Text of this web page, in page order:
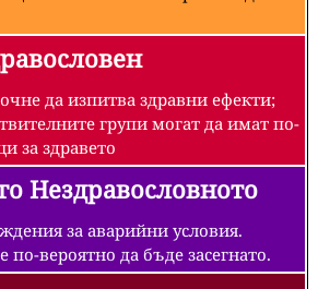
да изпитва здравни ефекти;
групи могат да имат по-
за здравето
Нездравословното
за аварийни условия.
по-вероятно да бъде засегнато.